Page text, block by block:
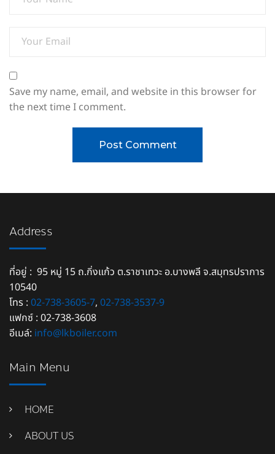
Save my name, email, and website in this browser for
the next time I comment.
Address
ที่อยู่ : 95 หมู่ 15 ถ.กิ่งแก้ว ต.ราชาเทวะ อ.บางพลี จ.สมุทรปราการ
10540
โทร : 02-738-3605-7, 02-738-3537-9
แฟกซ์ : 02-738-3608
อีเมล์: info@lkboiler.com
Main Menu
HOME
ABOUT US